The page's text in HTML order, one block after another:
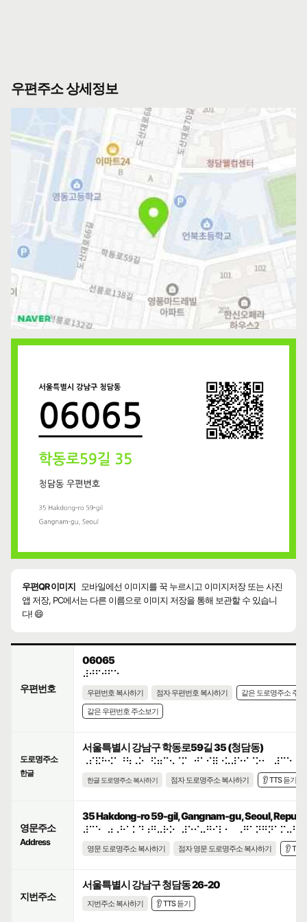
우편주소 상세정보
우편QR 이미지
모바일에선 이미지를 꾹 누르시고 이미지저장 또는 사진
앱 저장, PC에서는 다른 이름으로 이미지 저장을 통해 보관할 수 있습니
다! 😄
우편번호
06065
⠼⠚⠋⠚⠋⠑
우편번호 복사하기 점자 우편번호 복사하기
같은 도로명주소 주
같은 우편번호 주소보기
도로명주소
한글
서울특별시 강남구 학동로59길 35 (청담동)
⠠⠎⠯⠓⠪⠁⠘⠳⠠⠕⠀⠫⠶⠉⠢⠈⠍⠀⠚⠁⠊⠿⠐⠥⠼⠑⠊⠈⠕⠂⠀⠼⠉⠑
한글 도로명주소 복사하기 점자 도로명주소 복사하기 👂 TTS 듣기
영문주소
Address
35 Hakdong-ro 59-gil, Gangnam-gu, Seoul,
영문 도로명주소 복사하기 점자 영문 도로명주소 복사하기 👂 TTS
지번주소
서울특별시 강남구 청담동 26-20
지번주소 복사하기 👂 TTS 듣기